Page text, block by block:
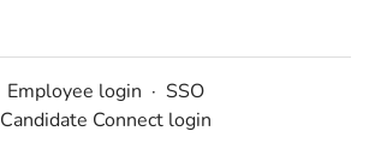
Employee login · SSO
Candidate Connect login